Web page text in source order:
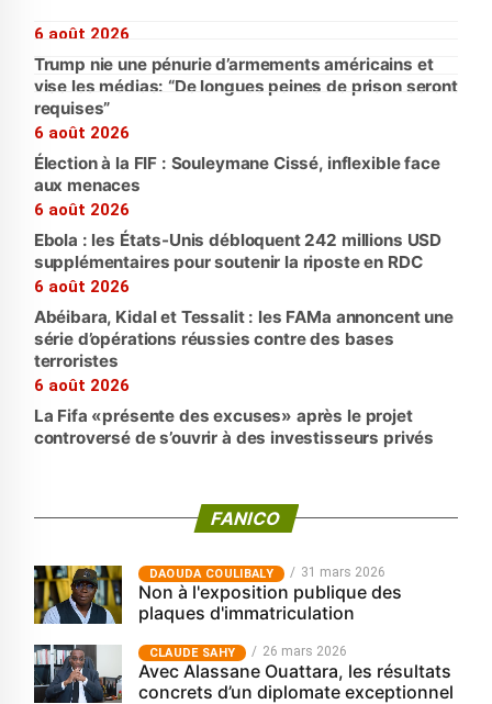
6 août 2026
Trump nie une pénurie d’armements américains et
vise les médias: “De longues peines de prison seront
requises”
6 août 2026
Élection à la FIF : Souleymane Cissé, inflexible face
aux menaces
6 août 2026
Ebola : les États-Unis débloquent 242 millions USD
supplémentaires pour soutenir la riposte en RDC
6 août 2026
Abéibara, Kidal et Tessalit : les FAMa annoncent une
série d’opérations réussies contre des bases
terroristes
6 août 2026
La Fifa «présente des excuses» après le projet
controversé de s’ouvrir à des investisseurs privés
FANICO
‎DAOUDA COULIBALY 31 mars 2026
Non à l'exposition publique des
plaques d'immatriculation
CLAUDE SAHY 26 mars 2026
Avec Alassane Ouattara, les résultats
concrets d’un diplomate exceptionnel